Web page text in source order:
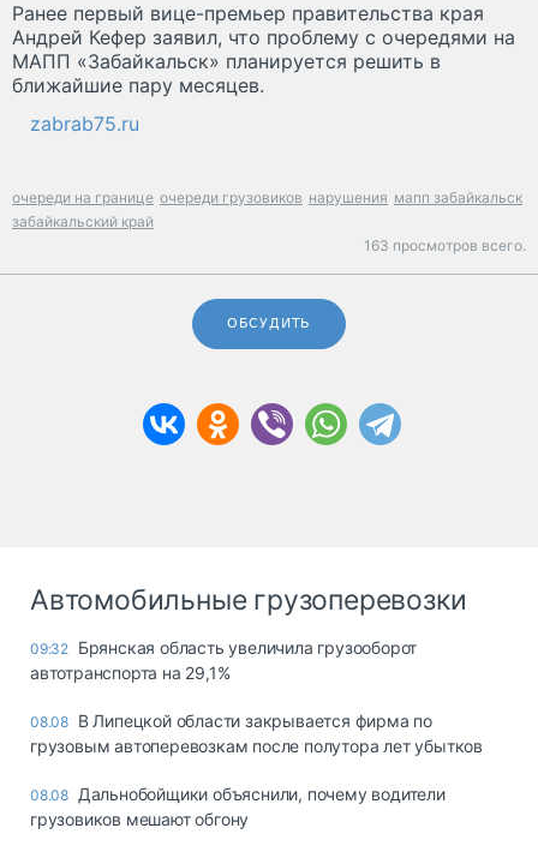
Ранее первый вице-премьер правительства края
Андрей Кефер заявил, что проблему с очередями на
МАПП «Забайкальск» планируется решить в
ближайшие пару месяцев.
zabrab75.ru
очереди на границе очереди грузовиков нарушения мапп забайкальск
забайкальский край
163 просмотров всего.
ОБСУДИТЬ
Автомобильные грузоперевозки
09:32 Брянская область увеличила грузооборот
автотранспорта на 29,1%
08.08 В Липецкой области закрывается фирма по
грузовым автоперевозкам после полутора лет убытков
08.08 Дальнобойщики объяснили, почему водители
грузовиков мешают обгону